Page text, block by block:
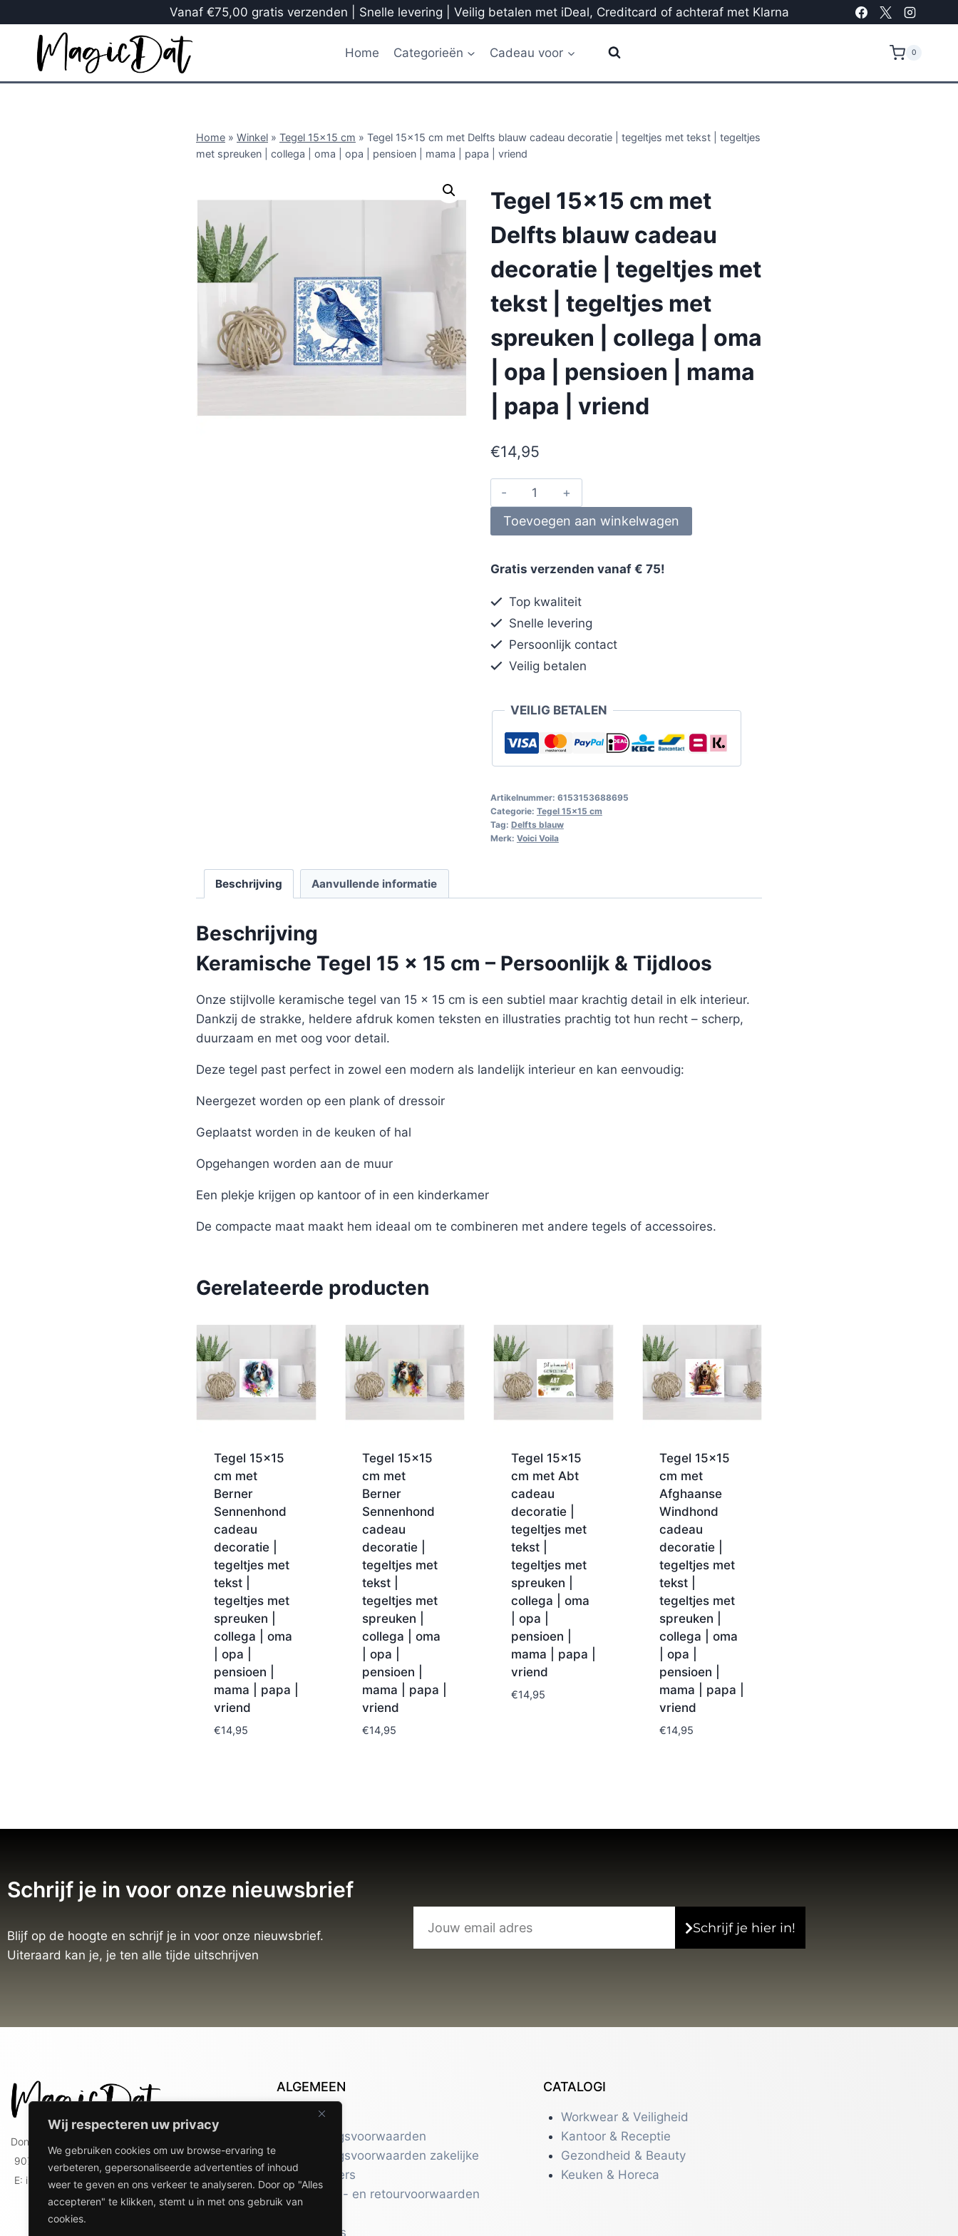
Wij respecteren uw privacy
We gebruiken cookies om uw browse-ervaring te
verbeteren, gepersonaliseerde advertenties of inhoud
weer te geven en ons verkeer te analyseren. Door op "Alles
accepteren" te klikken, stemt u in met ons gebruik van
cookies.
Vanaf €75,00 gratis verzenden | Snelle levering | Veilig betalen met iDeal, Creditcard of achteraf met Klarna
Home Categorieën Cadeau voor 0
Home » Winkel » Tegel 15x15 cm » Tegel 15×15 cm met Delfts blauw cadeau decoratie | tegeltjes met tekst | tegeltjes
met spreuken | collega | oma | opa | pensioen | mama | papa | vriend
Tegel 15×15 cm met
Delfts blauw cadeau
decoratie | tegeltjes met
tekst | tegeltjes met
spreuken | collega | oma
| opa | pensioen | mama
| papa | vriend
€14,95
Toevoegen aan winkelwagen
Gratis verzenden vanaf € 75!
Top kwaliteit
Snelle levering
Persoonlijk contact
Veilig betalen
VEILIG BETALEN
Artikelnummer: 6153153688695
Categorie: Tegel 15x15 cm
Tag: Delfts blauw
Merk: Voici Voila
Beschrijving Aanvullende informatie
Beschrijving
Keramische Tegel 15 x 15 cm – Persoonlijk & Tijdloos
Onze stijlvolle keramische tegel van 15 x 15 cm is een subtiel maar krachtig detail in elk interieur.
Dankzij de strakke, heldere afdruk komen teksten en illustraties prachtig tot hun recht – scherp,
duurzaam en met oog voor detail.
Deze tegel past perfect in zowel een modern als landelijk interieur en kan eenvoudig:
Neergezet worden op een plank of dressoir
Geplaatst worden in de keuken of hal
Opgehangen worden aan de muur
Een plekje krijgen op kantoor of in een kinderkamer
De compacte maat maakt hem ideaal om te combineren met andere tegels of accessoires.
Gerelateerde producten
Tegel 15×15
cm met
Berner
Sennenhond
cadeau
decoratie |
tegeltjes met
tekst |
tegeltjes met
spreuken |
collega | oma
| opa |
pensioen |
mama | papa |
vriend
€14,95
Tegel 15×15
cm met
Berner
Sennenhond
cadeau
decoratie |
tegeltjes met
tekst |
tegeltjes met
spreuken |
collega | oma
| opa |
pensioen |
mama | papa |
vriend
€14,95
Tegel 15×15
cm met Abt
cadeau
decoratie |
tegeltjes met
tekst |
tegeltjes met
spreuken |
collega | oma
| opa |
pensioen |
mama | papa |
vriend
€14,95
Tegel 15×15
cm met
Afghaanse
Windhond
cadeau
decoratie |
tegeltjes met
tekst |
tegeltjes met
spreuken |
collega | oma
| opa |
pensioen |
mama | papa |
vriend
€14,95
Schrijf je in voor onze nieuwsbrief
Blijf op de hoogte en schrijf je in voor onze nieuwsbrief.
Uiteraard kan je, je ten alle tijde uitschrijven
Schrijf je hier in!
Doniaweg 9
9074 AE Hallum
E: info@magicdat.nl
ALGEMEEN
Contact
Leveringsvoorwaarden
Leveringsvoorwaarden zakelijke
gebruikers
Verzend- en retourvoorwaarden
Over ons
CATALOGI
Workwear & Veiligheid
Kantoor & Receptie
Gezondheid & Beauty
Keuken & Horeca